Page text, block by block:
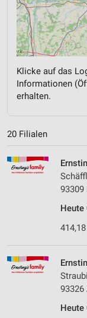
Klicke auf das
Informationen
erhalten.
20 Filialen
93309
Heute
93326
Heute